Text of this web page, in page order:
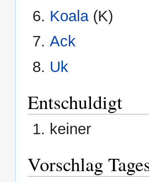
Koala(K)
Ack
Uk
Entschuldigt
keiner
Vorschlag